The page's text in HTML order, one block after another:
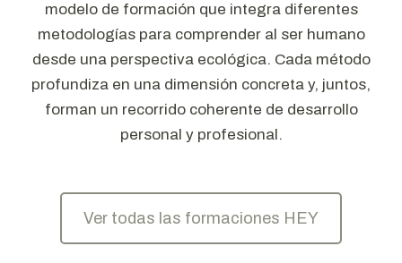
modelo de formación que integra diferentes
metodologías para comprender al ser humano
desde una perspectiva ecológica. Cada método
profundiza en una dimensión concreta y, juntos,
forman un recorrido coherente de desarrollo
personal y profesional.
Ver todas las formaciones HEY